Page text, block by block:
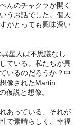
んのチャクラが開く
うお話でした。個人
がとっても興味深い
星人は不思議なし
ている。私たちが異
いるのだろうか？中
像されたMartin
仮説と想像。
あっている、それが
で素晴らしく、幸福